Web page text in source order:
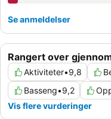
Rangert over
Aktiviteter•9,8
Basseng•9,2
Vis flere vurderinger
Se anmeldelser